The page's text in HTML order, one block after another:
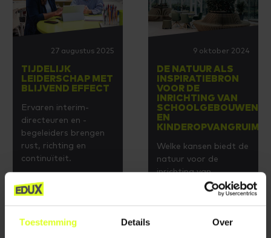
Toestemming Details Over
27 augustus 2025
TIJDELIJK
LEIDERSCHAP MET
BLIJVEND EFFECT
Ervaren interim-
directeuren en -
begeleiders brengen
rust, richting en
continuïteit.
9 oktober 2024
DE NATUUR ALS
INSPIRATIEBRON
VOOR DE
INRICHTING VAN
SCHOOLGEBOUWEN
EN
Welke kansen biedt de
natuur voor de
inrichting van
schoolgebouwen en
kinderopvangruimten?
LEES VERDER